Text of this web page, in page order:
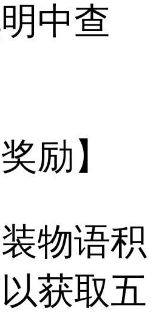
中查
励】
物语积
获取五